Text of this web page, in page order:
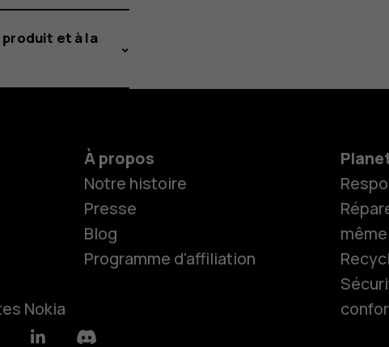
et à la
Nokia
À propos
Notre histoire
Presse
Blog
Programme d'affiliation
même